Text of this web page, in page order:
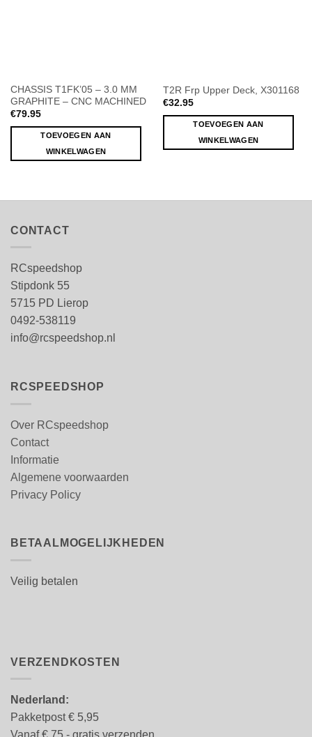
CHASSIS T1FK’05 – 3.0 MM
GRAPHITE – CNC MACHINED
€79.95
TOEVOEGEN AAN
WINKELWAGEN
T2R Frp Upper Deck, X301168
€32.95
TOEVOEGEN AAN
WINKELWAGEN
CONTACT
RCspeedshop
Stipdonk 55
5715 PD Lierop
0492-538119
info@rcspeedshop.nl
RCSPEEDSHOP
Over RCspeedshop
Contact
Informatie
Algemene voorwaarden
Privacy Policy
BETAALMOGELIJKHEDEN
Veilig betalen
VERZENDKOSTEN
Nederland:
Pakketpost € 5,95